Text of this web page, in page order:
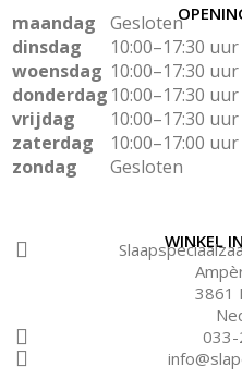
maandag
Gesloten
dinsdag
10:00–17:30 uur
woensdag 10:00–17:30 uur
donderdag 10:00–17:30 uur
vrijdag
10:00–17:30 uur
zaterdag
10:00–17:00 uur
zondag
Gesloten
WINKEL
3861